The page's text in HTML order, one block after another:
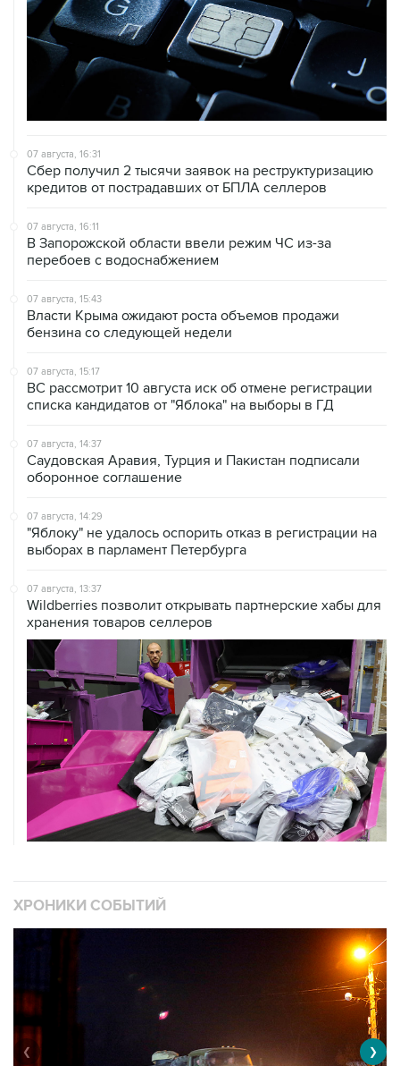
07 августа, 16:31
Сбер получил 2 тысячи заявок на реструктуризацию
кредитов от пострадавших от БПЛА селлеров
07 августа, 16:11
В Запорожской области ввели режим ЧС из-за
перебоев с водоснабжением
07 августа, 15:43
Власти Крыма ожидают роста объемов продажи
бензина со следующей недели
07 августа, 15:17
ВС рассмотрит 10 августа иск об отмене регистрации
списка кандидатов от "Яблока" на выборы в ГД
07 августа, 14:37
Саудовская Аравия, Турция и Пакистан подписали
оборонное соглашение
07 августа, 14:29
"Яблоку" не удалось оспорить отказ в регистрации на
выборах в парламент Петербурга
07 августа, 13:37
Wildberries позволит открывать партнерские хабы для
хранения товаров селлеров
ХРОНИКИ СОБЫТИЙ
❮ ❯